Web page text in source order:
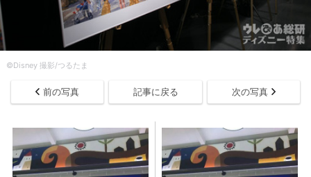
©︎Disney 撮影/つるたま
前の写真 記事に戻る 次の写真